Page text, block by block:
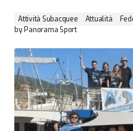
Attività Subacquee Attualità
by Panorama Sport